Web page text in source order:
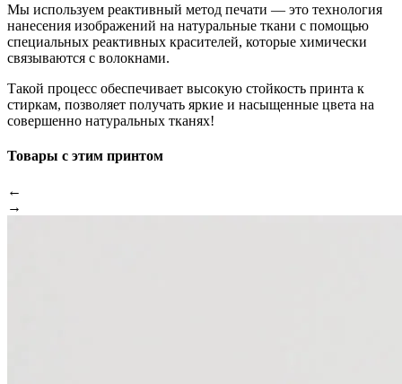
Мы используем реактивный метод печати — это технология
нанесения изображений на натуральные ткани с помощью
специальных реактивных красителей, которые химически
связываются с волокнами.
Такой процесс обеспечивает высокую стойкость принта к
стиркам, позволяет получать яркие и насыщенные цвета на
совершенно натуральных тканях!
Товары с этим принтом
←
→